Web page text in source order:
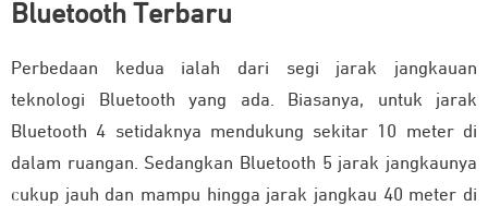
Bluetooth Terbaru
Perbedaan kedua ialah dari segi jarak jangkauan
teknologi Bluetooth yang ada. Biasanya, untuk jarak
Bluetooth 4 setidaknya mendukung sekitar 10 meter di
dalam ruangan. Sedangkan Bluetooth 5 jarak jangkaunya
cukup jauh dan mampu hingga jarak jangkau 40 meter di